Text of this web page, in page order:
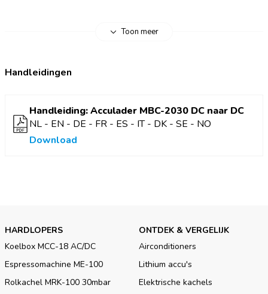
Toon meer
Handleidingen
Handleiding: Acculader MBC-2030 DC naar DC
NL - EN - DE - FR - ES - IT - DK - SE - NO
Download
HARDLOPERS
Koelbox MCC-18 AC/DC
Espressomachine ME-100
Rolkachel MRK-100 30mbar
ONTDEK & VERGELIJK
Airconditioners
Lithium accu's
Elektrische kachels